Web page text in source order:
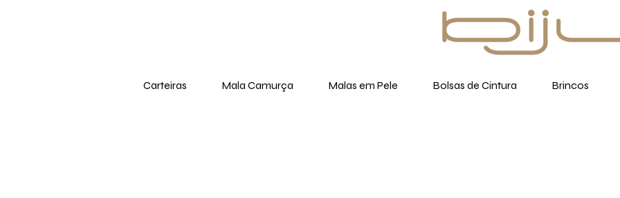
Carteiras Mala Camurça Malas em Pele Bolsas de Cintura Brincos